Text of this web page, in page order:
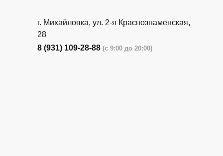
г. Михайловка, ул. 2-я Краснознаменская,
28
8 (931) 109-28-88 (с 9:00 до 20:00)